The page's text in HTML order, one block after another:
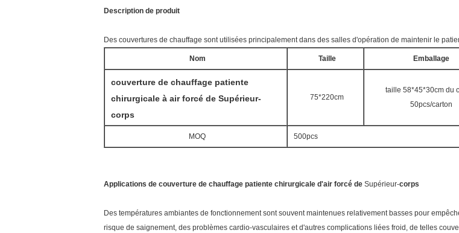
Description de produit
Des couvertures de chauffage sont utilisées principalement dans des salles d'opération de maintenir le
Nom Taille Emballage
couverture de chauffage patiente
chirurgicale à air forcé de Supérieur-
corps
75*220cm
taille 58*45*30cm du
50pcs/carton
MOQ 500pcs
Applications de couverture de chauffage patiente chirurgicale d'air forcé de Supérieur-corps
Des températures ambiantes de fonctionnement sont souvent maintenues relativement basses pour
risque de saignement, des problèmes cardio-vasculaires et d'autres complications liées froid, de telles